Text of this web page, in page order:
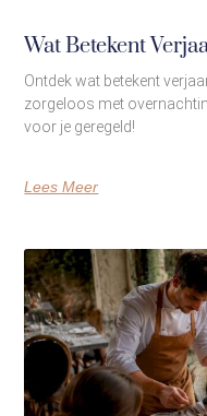
Wat Betekent
Ontdek wat betekent
zorgeloos met
voor je geregeld!
Lees Meer